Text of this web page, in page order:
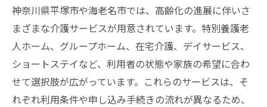
神奈川県平塚市や海老名市では、高齢化の進展に伴いさ
まざまな介護サービスが用意されています。特別養護老
人ホーム、グループホーム、在宅介護、デイサービス、
ショートステイなど、利用者の状態や家族の希望に合わ
せて選択肢が広がっています。これらのサービスは、そ
れぞれ利用条件や申し込み手続きの流れが異なるため、